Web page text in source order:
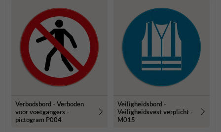
Verbodsbord - Verboden
voor voetgangers -
pictogram P004
Veiligheidsbord -
Veiligheidsvest verplicht -
M015